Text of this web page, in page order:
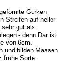
Gurken
Streifen auf heller
sehr gut als
- denn Dar ist
von 6cm.
und bilden Massen
frühe Sorte.